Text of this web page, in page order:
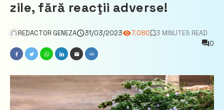
zile, fără reacţii adverse!
REDACTOR GENEZA 31/03/2023 7.080
3 MINUTES READ
0